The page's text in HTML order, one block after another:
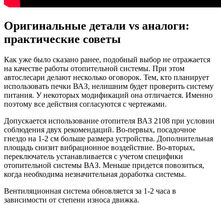
Оригинальные детали vs аналоги:
практические советы
Как уже было сказано ранее, подобный выбор не отражается
на качестве работы отопительной системы. При этом
автослесари делают несколько оговорок. Тем, кто планирует
использовать печки ВАЗ, нелишним будет проверить систему
питания. У некоторых модификаций она отличается. Именно
поэтому все действия согласуются с чертежами.
Допускается использование отопителя ВАЗ 2108 при условии
соблюдения двух рекомендаций. Во-первых, посадочное
гнездо на 1-2 см больше размера устройства. Дополнительная
площадь снизит вибрационное воздействие. Во-вторых,
переключатель устанавливается с учетом специфики
отопительной системы ВАЗ. Меньше придется повозиться,
когда необходима незначительная доработка системы.
Вентиляционная система обновляется за 1-2 часа в
зависимости от степени износа движка.